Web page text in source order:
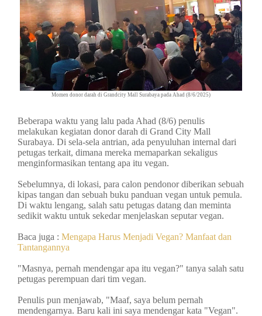
Momen donor darah di Grandcity Mall Surabaya pada Ahad (8/6/2025)
Beberapa waktu yang lalu pada Ahad (8/6) penulis
melakukan kegiatan donor darah di Grand City Mall
Surabaya. Di sela-sela antrian, ada penyuluhan internal dari
petugas terkait, dimana mereka memaparkan sekaligus
menginformasikan tentang apa itu vegan.
Sebelumnya, di lokasi, para calon pendonor diberikan sebuah
kipas tangan dan sebuah buku panduan vegan untuk pemula.
Di waktu lengang, salah satu petugas datang dan meminta
sedikit waktu untuk sekedar menjelaskan seputar vegan.
Baca juga : Mengapa Harus Menjadi Vegan? Manfaat dan
Tantangannya
"Masnya, pernah mendengar apa itu vegan?" tanya salah satu
petugas perempuan dari tim vegan.
Penulis pun menjawab, "Maaf, saya belum pernah
mendengarnya. Baru kali ini saya mendengar kata "Vegan".